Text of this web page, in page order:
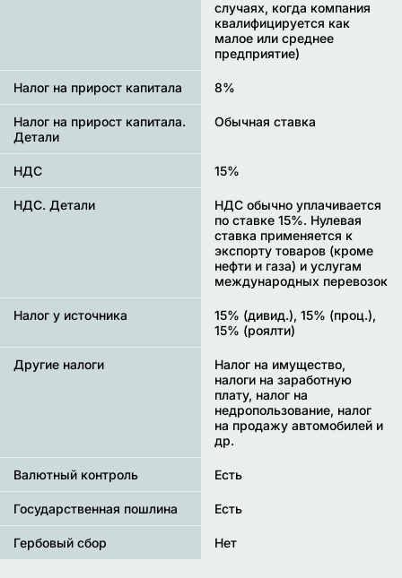
случаях, когда компания
квалифицируется как
малое или среднее
предприятие)
Налог на прирост капитала 8%
Налог на прирост капитала.
Детали
Обычная ставка
НДС 15%
НДС. Детали
НДС обычно уплачивается
по ставке 15%. Нулевая
ставка применяется к
экспорту товаров (кроме
нефти и газа) и услугам
международных перевозок
Налог у источника
15% (дивид.), 15% (проц.),
15% (роялти)
Другие налоги
Налог на имущество,
налоги на заработную
плату, налог на
недропользование, налог
на продажу автомобилей и
др.
Валютный контроль Есть
Государственная пошлина Есть
Гербовый сбор Нет